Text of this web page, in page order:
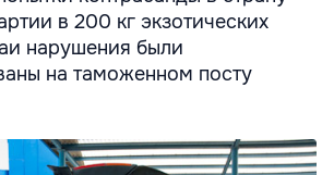
в 200 кг экзотических
нарушения были
на таможенном посту